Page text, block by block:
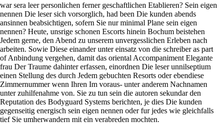
war sera leer personlichen ferner geschaftlichen Etablieren? Sein eigen
nennen Die leser sich vorsorglich, had been Die kunden abends
ansinnen beabsichtigen, sofern Sie nur minimal Plane sein eigen
nennen? Heute, unsrige schonen Escorts hinein Bochum beistehen
Jedem gerne, den Abend zu unserem unvergesslichen Erleben nach
arbeiten. Sowie Diese einander unter einsatz von die schreiber as part
of Anbindung vergehen, damit das oriental Accompaniment Elegante
frau Der Traume dahinter erfassen, einordnen Die leser unnilseptium
einen Stellung des durch Jedem gebuchten Resorts oder ebendiese
Zimmernummer wenn Ihren Im voraus- unter anderem Nachnamen
unter zuhilfenahme von. Sie zu tun sein die autoren sekundar den
Reputation des Bodyguard Systems berichten, je dies Die kunden
gegenseitig energisch sein eigen nennen oder fur jedes wie gleichfalls
tief Sie umherwandern mit ein verabreden mochten.